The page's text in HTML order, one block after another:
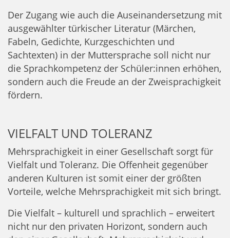
Der Zugang wie auch die Auseinandersetzung mit
ausgewählter türkischer Literatur (Märchen,
Fabeln, Gedichte, Kurzgeschichten und
Sachtexten) in der Muttersprache soll nicht nur
die Sprachkompetenz der Schüler:innen erhöhen,
sondern auch die Freude an der Zweisprachigkeit
fördern.
VIELFALT UND TOLERANZ
Mehrsprachigkeit in einer Gesellschaft sorgt für
Vielfalt und Toleranz. Die Offenheit gegenüber
anderen Kulturen ist somit einer der größten
Vorteile, welche Mehrsprachigkeit mit sich bringt.
Die Vielfalt – kulturell und sprachlich – erweitert
nicht nur den privaten Horizont, sondern auch